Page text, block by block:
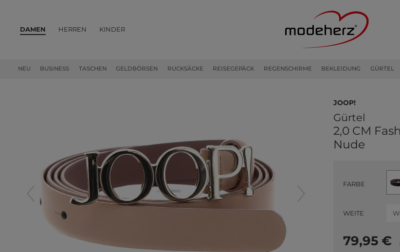
DAMEN
NEU BUSINESS TASCHEN GELDBÖRSEN RUCKSÄCKE REISEGEPÄCK REGENSCHIRME BEKLEIDUNG GÜRTEL
HERREN KINDER
JOOP!
Gürtel
2,0 CM
Nude
FARBE
WEITE
79,95 €